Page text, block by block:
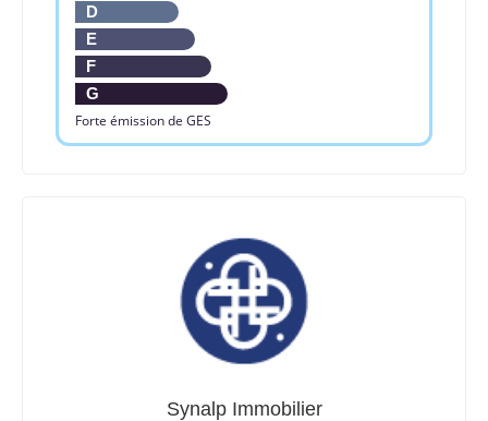
D
E
F
G
Forte émission de GES
Synalp Immobilier